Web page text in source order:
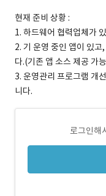
현재 준비 상황 :
1. 하드웨어 협력업체가
2. 기 운영 중인 앱이 있
다.(기존 앱 소스 제공 가
3. 운영관리 프로그램 개
니다.
로그인해